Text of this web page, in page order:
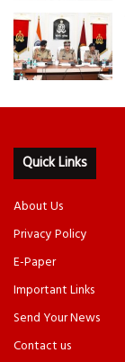
Quick Links
About Us
Privacy Policy
E-Paper
Important Links
Send Your News
Contact us